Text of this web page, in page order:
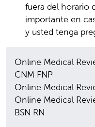
fuera del horario
importante en
y usted tenga
Online Medical
CNM FNP
Online Medical
Online Medical
BSN RN